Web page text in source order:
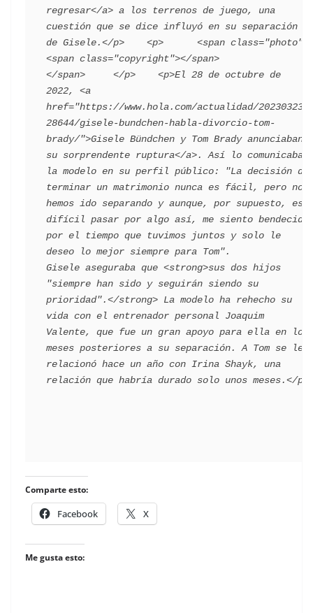
regresar</a> a los terrenos de juego, una
cuestión que se dice influyó en su separación
de Gisele.</p>    <p>      <span class="photo">
<span class="copyright"></span>
</span>     </p>    <p>El 28 de octubre de
2022, <a
href="https://www.hola.com/actualidad/202303232
28644/gisele-bundchen-habla-divorcio-tom-
brady/">Gisele Bündchen y Tom Brady anunciaban
su sorprendente ruptura</a>. Así lo comunicaba
la modelo en su perfil público: "La decisión de
terminar un matrimonio nunca es fácil, pero nos
hemos ido separando y aunque, por supuesto, es
difícil pasar por algo así, me siento bendecida
por el tiempo que tuvimos juntos y solo le
deseo lo mejor siempre para Tom".
Gisele aseguraba que <strong>sus dos hijos
"siempre han sido y seguirán siendo su
prioridad".</strong> La modelo ha rehecho su
vida con el entrenador personal Joaquim
Valente, que fue un gran apoyo para ella en los
meses posteriores a su separación. A Tom se le
relacionó hace un año con Irina Shayk, una
relación que habría durado solo unos meses.</p>
Comparte esto:
Facebook X
Me gusta esto: